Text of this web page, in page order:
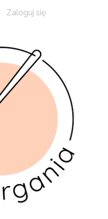
Zaloguj się